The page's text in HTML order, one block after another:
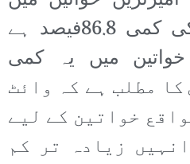
روزگار کے حصول کی کمی 86.8فیصد ہے
میں یہ کمی
اس کا مطلب ہے کہ وائٹ
خواتین کے لیے
زیادہ تر کم